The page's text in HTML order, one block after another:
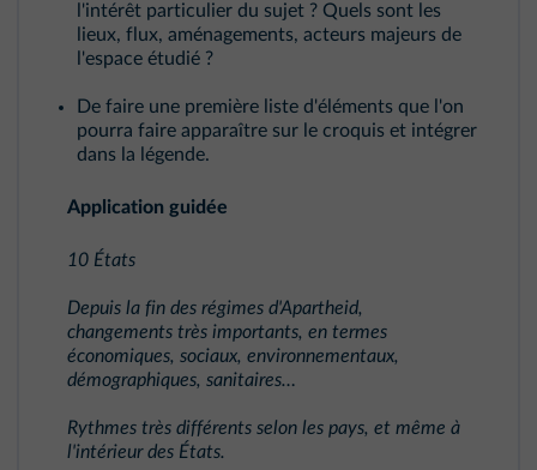
l'intérêt particulier du sujet ? Quels sont les
lieux, flux, aménagements, acteurs majeurs de
l'espace étudié ?
De faire une première liste d'éléments que l'on
pourra faire apparaître sur le croquis et intégrer
dans la légende.
Application guidée
10 États
Depuis la fin des régimes d'Apartheid,
changements très importants, en termes
économiques, sociaux, environnementaux,
démographiques, sanitaires…
Rythmes très différents selon les pays, et même à
l'intérieur des États.